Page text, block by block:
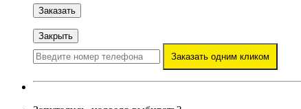
Заказать
Закрыть
Заказать одним кликом